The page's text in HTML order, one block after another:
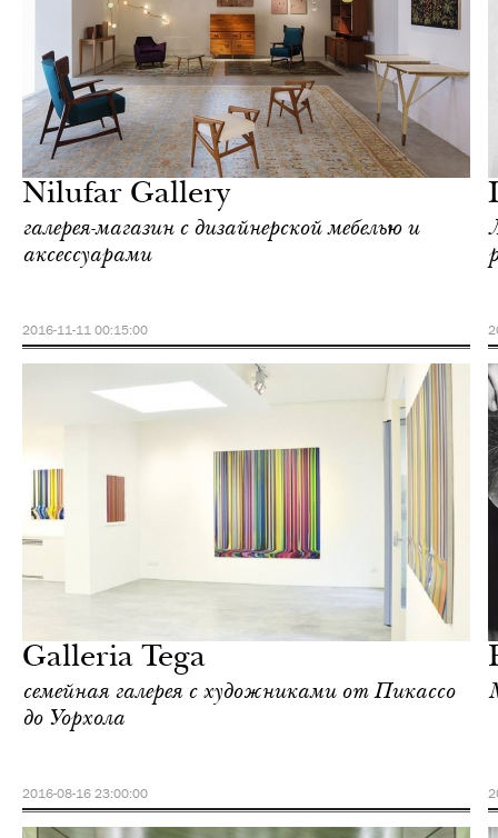
Nilufar Gallery
галерея-магазин с дизайнерской мебелью и
аксессуарами
2016-11-11 00:15:00
Galleria Tega
семейная галерея с художниками от Пикассо
до Уорхола
2016-08-16 23:00:00